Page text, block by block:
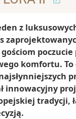
z
poczucie
komfortu. To
innowacyjny
tradycji,